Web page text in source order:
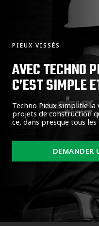
PIEUX VISSÉS
AVEC TECHNO
C’EST SIMPLE
Techno Pieux simplifie la
projets de construction
ce, dans presque tous
DEMANDER